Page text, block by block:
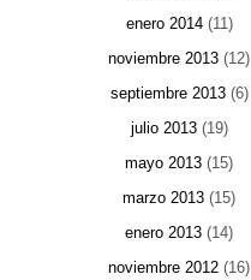
enero 2014(11)
noviembre 2013 (12)
septiembre 2013(6)
julio 2013(19)
mayo 2013 (15)
marzo 2013 (15)
enero 2013 (14)
noviembre 2012 (16)